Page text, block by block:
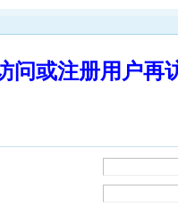
问或注册用户再